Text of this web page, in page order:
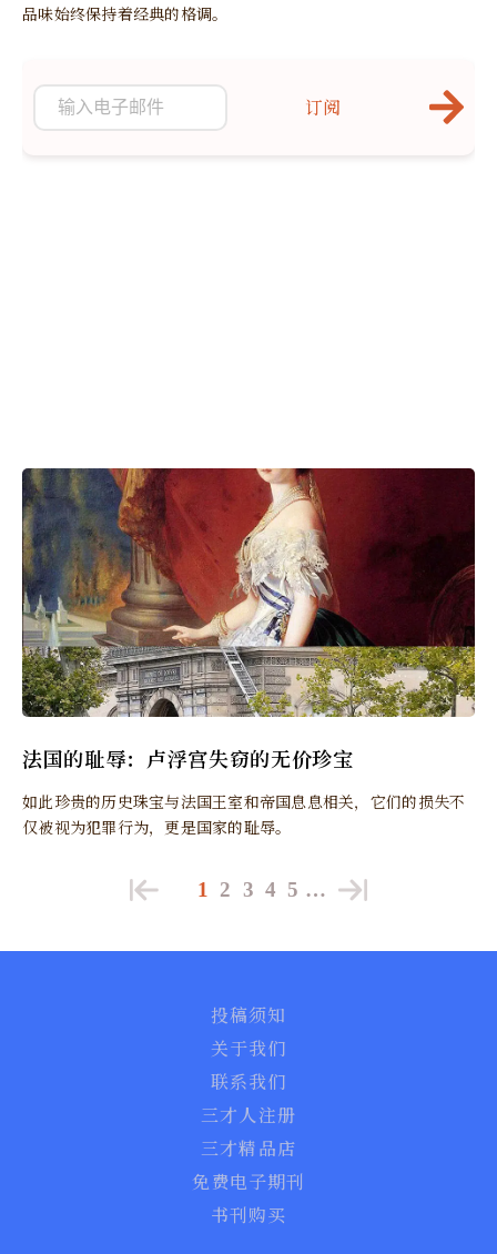
品味始终保持着经典的格调。
法国的耻辱：卢浮宫失窃的无价珍宝
如此珍贵的历史珠宝与法国王室和帝国息息相关，它们的损失不
仅被视为犯罪行为，更是国家的耻辱。
订阅
1 2 3 4 5 …
投稿须知
关于我们
联系我们
三才人注册
三才精品店
免费电子期刊
书刊购买